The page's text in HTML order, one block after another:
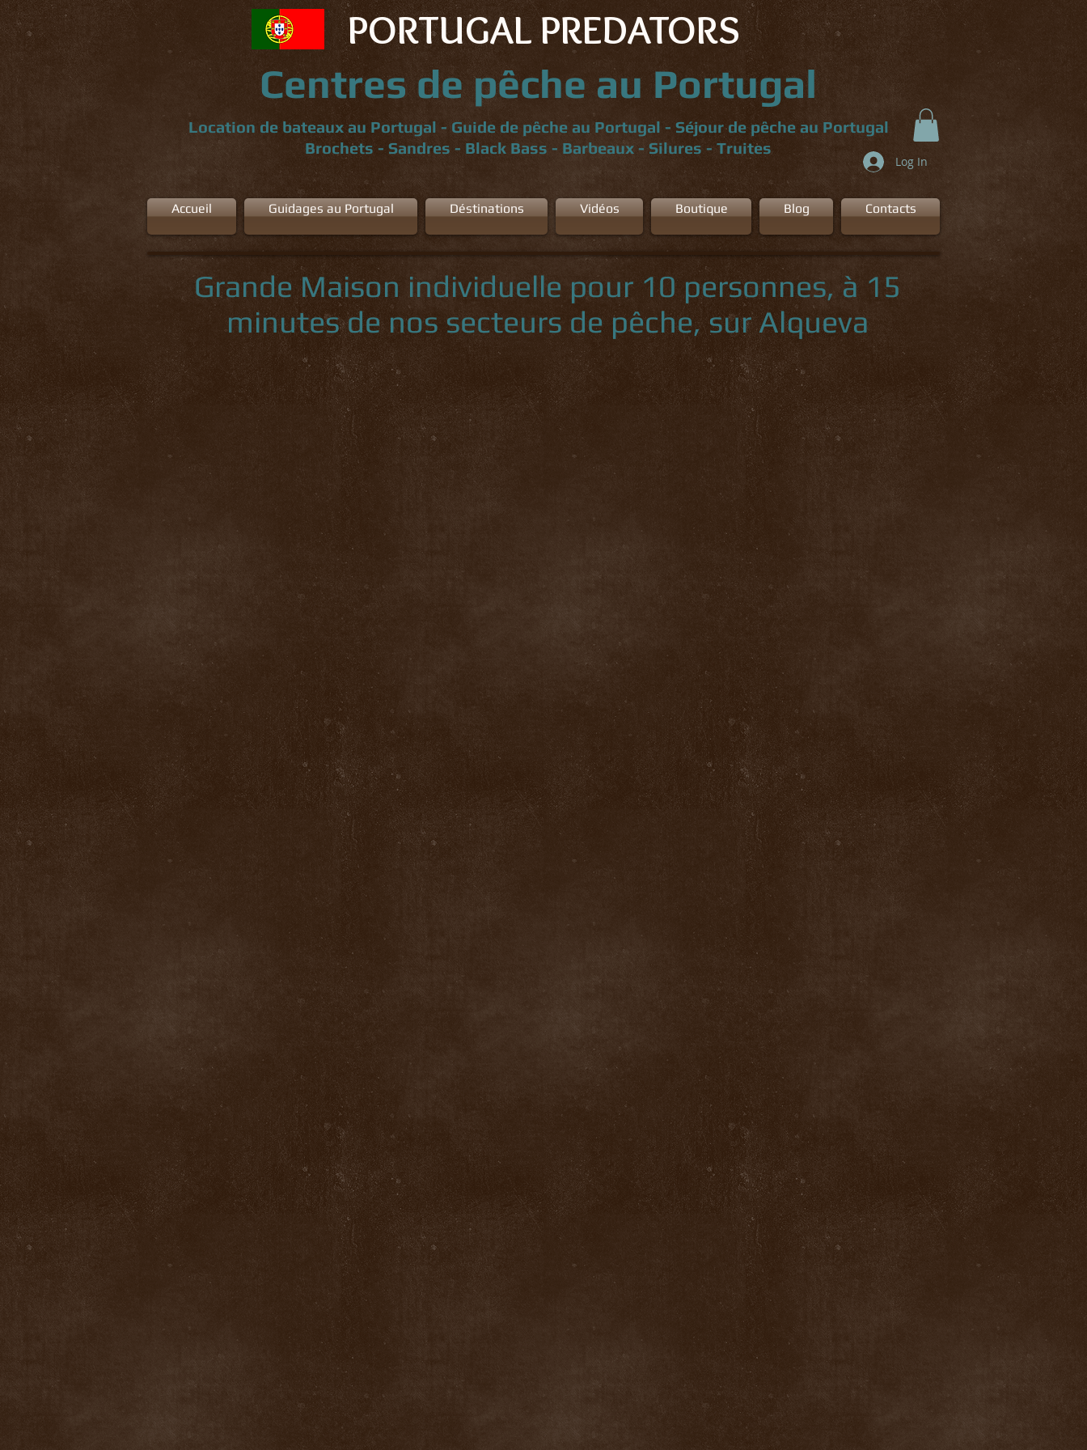
PORTUGAL PREDATORS
Centres de pêche au Portugal
Location de bateaux au Portugal - Guide de pêche au Portugal - Séjour de pêche au Portugal
Brochets - Sandres - Black Bass - Barbeaux - Silures - Truites
Log In
Accueil Guidages au Portugal Déstinations Vidéos Boutique Blog Contacts
Grande Maison individuelle pour 10 personnes, à 15
minutes de nos secteurs de pêche, sur Alqueva